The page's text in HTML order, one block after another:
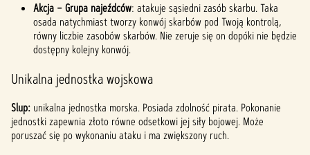
Akcja – Grupa najeźdców: atakuje sąsiedni zasób skarbu. Taka
osada natychmiast tworzy konwój skarbów pod Twoją kontrolą,
równy liczbie zasobów skarbów. Nie zeruje się on dopóki nie będzie
dostępny kolejny konwój.
Unikalna jednostka wojskowa
Slup: unikalna jednostka morska. Posiada zdolność pirata. Pokonanie
jednostki zapewnia złoto równe odsetkowi jej siły bojowej. Może
poruszać się po wykonaniu ataku i ma zwiększony ruch.